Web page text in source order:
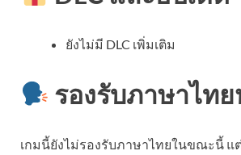
ยังไม่มี DLC เพิ่มเติม
รองรับภาษาไทย
เกมนี้ยังไม่รองรับภาษาไทยในขณะนี้ แ